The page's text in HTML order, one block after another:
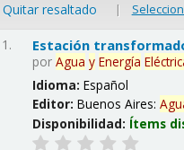
Quitar resaltado |
1. Estación
porAgua y Energía
Idioma:Español
Editor:Buenos Aires:
Disponibilidad: Ítems